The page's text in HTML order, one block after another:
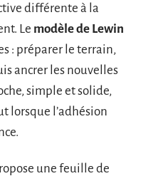
différente à la
Le modèle de Lewin
: préparer le terrain,
ancrer les nouvelles
simple et solide,
lorsque l’adhésion
une feuille de